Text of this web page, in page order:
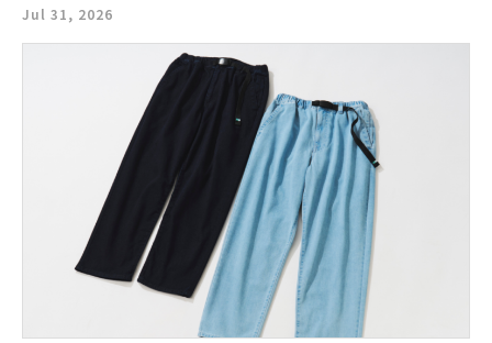
Jul 31, 2026